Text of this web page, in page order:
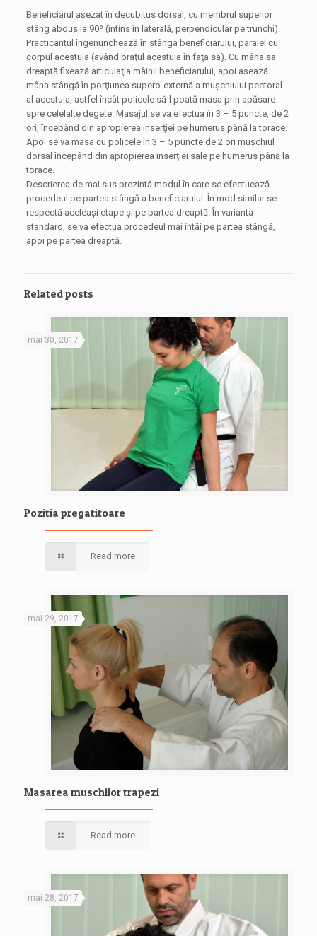
Beneficiarul aşezat în decubitus dorsal, cu membrul superior
stâng abdus la 90º (întins în laterală, perpendicular pe trunchi).
Practicantul îngenunchează în stânga beneficiarului, paralel cu
corpul acestuia (având braţul acestuia în faţa sa). Cu mâna sa
dreaptă fixează articulaţia mâinii beneficiarului, apoi aşează
mâna stângă în porţiunea supero-externă a muşchiului pectoral
al acestuia, astfel încât policele să-l poată masa prin apăsare
spre celelalte degete. Masajul se va efectua în 3 – 5 puncte, de 2
ori, începând din apropierea inserţiei pe humerus până la torace.
Apoi se va masa cu policele în 3 – 5 puncte de 2 ori muşchiul
dorsal începând din apropierea inserţiei sale pe humerus până la
torace.
Descrierea de mai sus prezintă modul în care se efectuează
procedeul pe partea stângă a beneficiarului. În mod similar se
respectă aceleaşi etape şi pe partea dreaptă. În varianta
standard, se va efectua procedeul mai întâi pe partea stângă,
apoi pe partea dreaptă.
Related posts
mai 30, 2017
Pozitia pregatitoare
Read more
mai 29, 2017
Masarea muschilor trapezi
Read more
mai 28, 2017